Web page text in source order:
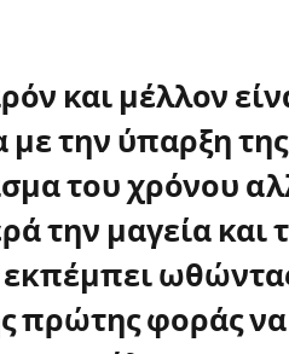
και μέλλον
την ύπαρξη
του χρόνου
την μαγεία και
εκπέμπει
πρώτης φοράς να